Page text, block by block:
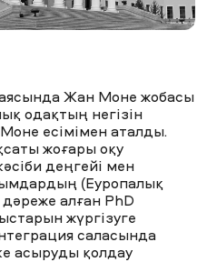
Жан Моне жобасы
одақтың негізін
есімімен аталды.
жоғары оқу
деңгейі мен
(Еуропалық
алған PhD
жүргізуге
саласында
асыруды қолдау